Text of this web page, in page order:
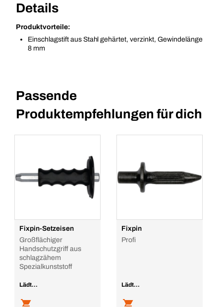
Details
Produktvorteile:
Einschlagstift aus Stahl gehärtet, verzinkt, Gewindelänge
8 mm
Passende
Produktempfehlungen für dich
Fixpin-Setzeisen
Großflächiger
Handschutzgriff aus
schlagzähem
Spezialkunststoff
Lädt...
Fixpin
Profi
Lädt...